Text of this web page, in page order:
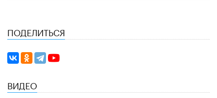
ПОДЕЛИТЬСЯ
ВИДЕО